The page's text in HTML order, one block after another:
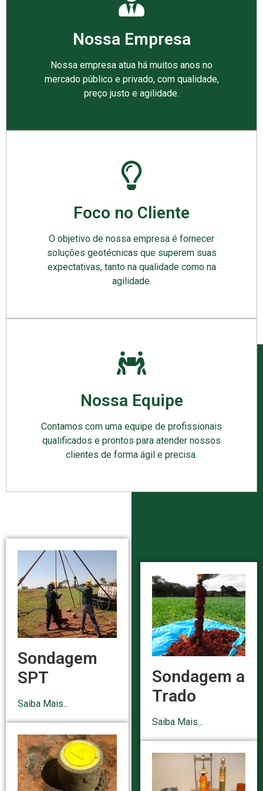
Nossa Empresa
Nossa empresa atua há muitos anos no
mercado público e privado, com qualidade,
preço justo e agilidade.
Foco no Cliente
O objetivo de nossa empresa é fornecer
soluções geotécnicas que superem suas
expectativas, tanto na qualidade como na
agilidade.
Nossa Equipe
Contamos com uma equipe de profissionais
qualificados e prontos para atender nossos
clientes de forma ágil e precisa.
Sondagem
SPT
Saiba Mais...
Sondagem a
Trado
Saiba Mais...